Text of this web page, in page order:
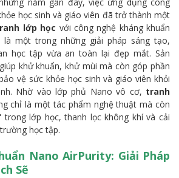
học sinh và giáo viên đã trở thành một
lớp học với công nghệ kháng khuẩn
là một trong những giải pháp sáng tạo,
học tập vừa an toàn lại đẹp mắt. Sản
khử khuẩn, khử mùi mà còn góp phần
vệ sức khỏe học sinh và giáo viên khỏi
Nhờ vào lớp phủ Nano vô cơ, tranh
chỉ là một tác phẩm nghệ thuật mà còn
lớp học, thanh lọc không khí và cải
học tập.
Nano AirPurity: Giải Pháp
Sẽ